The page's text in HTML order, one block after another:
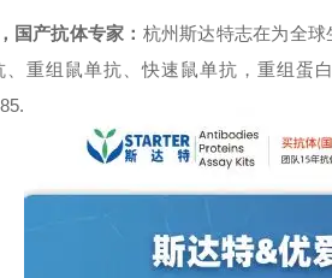
国产抗体专家： 杭州斯达特志在为全
重组鼠单抗、快速鼠单抗，重组蛋